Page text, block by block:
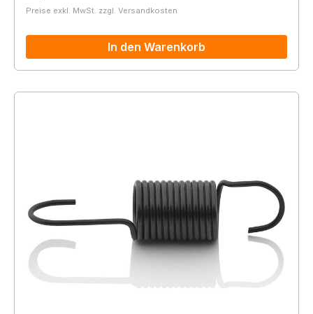
Preise exkl. MwSt. zzgl. Versandkosten
In den Warenkorb